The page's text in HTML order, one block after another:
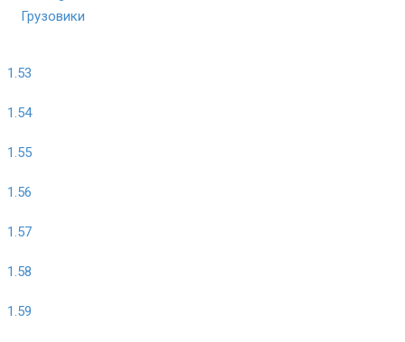
Грузовики
1.53
1.54
1.55
1.56
1.57
1.58
1.59